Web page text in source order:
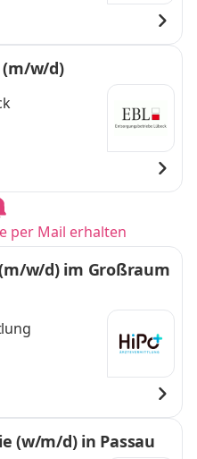
w/d)
per Mail erhalten
w/d) im Großraum
(w/m/d) in Passau